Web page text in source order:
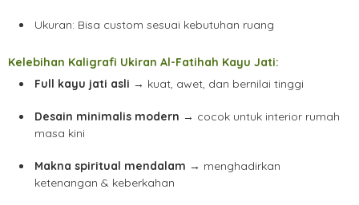
Ukuran: Bisa custom sesuai kebutuhan ruang
Kelebihan Kaligrafi Ukiran Al-Fatihah Kayu Jati:
Full kayu jati asli → kuat, awet, dan bernilai tinggi
Desain minimalis modern → cocok untuk interior rumah
masa kini
Makna spiritual mendalam → menghadirkan
ketenangan & keberkahan